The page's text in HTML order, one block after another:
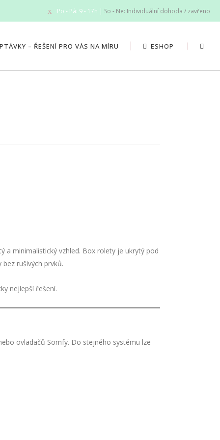
Po - Pá: 9 - 17h | So - Ne: Individuální dohoda / zavřeno
– ŘEŠENÍ PRO VÁS NA MÍRU ESHOP
a minimalistický vzhled. Box rolety je ukrytý pod
rušivých prvků.
nejlepší řešení.
ovladačů Somfy. Do stejného systému lze